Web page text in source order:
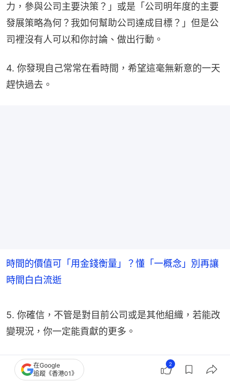
力，參與公司主要決策？」或是「公司明年度的主要
發展策略為何？我如何幫助公司達成目標？」但是公
司裡沒有人可以和你討論、做出行動。
4. 你發現自己常常在看時間，希望這毫無新意的一天
趕快過去。
時間的價值可「用金錢衡量」？懂「一概念」別再讓
時間白白流逝
5. 你確信，不管是對目前公司或是其他組織，若能改
變現況，你一定能貢獻的更多。
6. 每次你提的意見、專案，都被莫名地打槍。
在Google
追蹤《香港01》
2